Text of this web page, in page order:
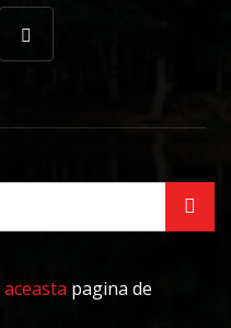
aceasta pagina de